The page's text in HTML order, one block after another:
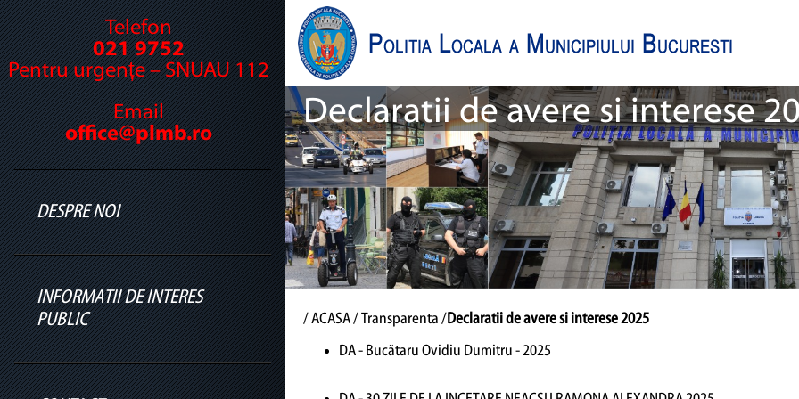
Telefon
021 9752
Pentru urgențe – SNUAU 112
Email
office@plmb.ro
DESPRE NOI
Cine suntem
Legislație
INFORMATII DE INTERES
PUBLIC
Declaratii de avere si interese
/ACASA/ Transparenta /Declaratii de avere si interese 2025
DA - Bucătaru Ovidiu Dumitru - 2025